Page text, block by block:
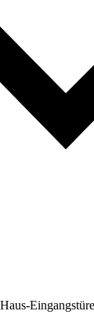
Haus-